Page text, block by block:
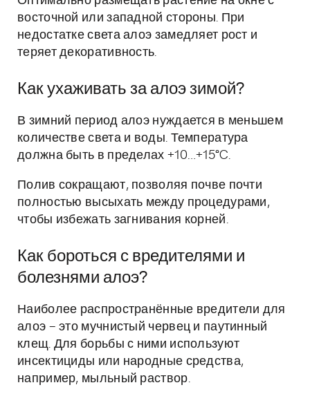
восточной или западной стороны. При
недостатке света алоэ замедляет рост и
теряет декоративность.
Как ухаживать за алоэ зимой?
В зимний период алоэ нуждается в меньшем
количестве света и воды. Температура
должна быть в пределах +10…+15°C.
Полив сокращают, позволяя почве почти
полностью высыхать между процедурами,
чтобы избежать загнивания корней.
Как бороться с вредителями и
болезнями алоэ?
Наиболее распространённые вредители для
алоэ – это мучнистый червец и паутинный
клещ. Для борьбы с ними используют
инсектициды или народные средства,
например, мыльный раствор.